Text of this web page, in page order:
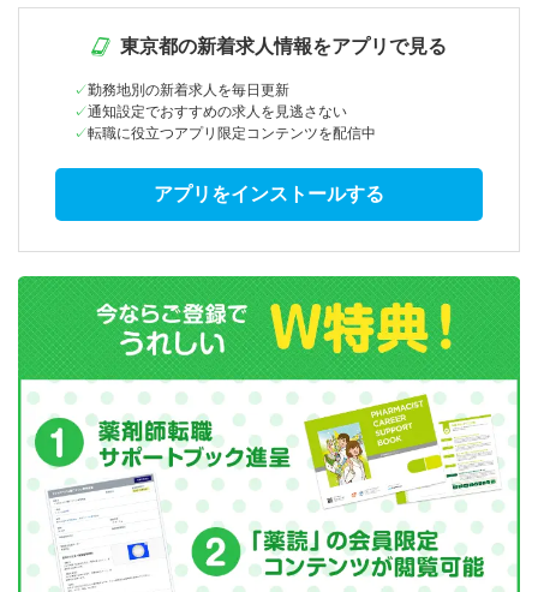
東京都の新着求人情報をアプリで見る
勤務地別の新着求人を毎日更新
通知設定でおすすめの求人を見逃さない
転職に役立つアプリ限定コンテンツを配信中
アプリをインストールする